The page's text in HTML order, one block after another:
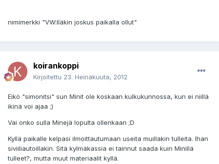
nimimerkki "VW:lläkin joskus paikalla ollut"
koirankoppi
Kirjoitettu 23. Heinäkuuta, 2012
Eikö "simonitsi" sun Minit ole koskaan kulkukunnossa, kun ei niillä
ikinä voi ajaa ;)
Vai onko sulla Minejä lopulta ollenkaan ;D
Kyllä paikalle kelpasi ilmoittautumaan useita muillakin tulleita. Ihan
siviiliautoillakin. Sitä kylmäkassia ei tainnut saada kuin Minillä
tulleet?, mutta muut materiaalit kyllä.